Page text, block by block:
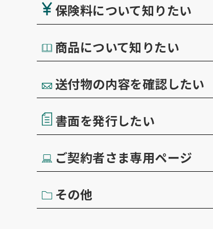
保険料について知りたい
商品について知りたい
送付物の内容を確認したい
書面を発行したい
ご契約者さま専用ページ
その他